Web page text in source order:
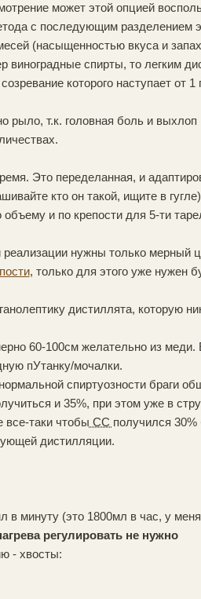
может этой опцией
с последующим разделением
(насыщенностью вкуса и
виноградные спирты, то легким
которого наступает от 1
рыло, т.к. головная боль и выхлоп
Это переделанная, и
кто он такой, ищите в
и по крепости для 5-ти
нужны только мерный
, только для этого уже нужен
дистиллята, которую
60-100см желательно из меди.
пУтанку/мочалки.
спиртуозности браги
и 35%, при этом уже в
все-таки чтобы СС получился 30%
дистилляции.
в минуту (это 1800мл в час, у
регулировать не нужно
- хвосты: